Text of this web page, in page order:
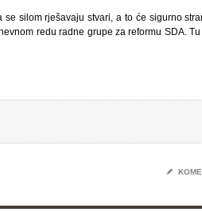
silom rješavaju stvari, a to će sigurno
redu radne grupe za reformu SDA.
✎